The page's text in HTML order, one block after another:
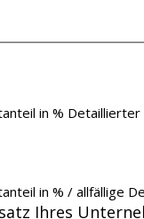
in % Detaillierter
in % / allfällige
Ihres